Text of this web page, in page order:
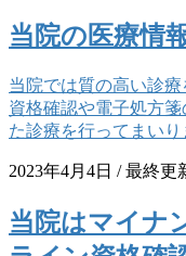
当院の医療情
当院では質の高い診
資格確認や電子処方
た診療を行ってまいり
2023年4月4日 / 最終更
当院はマイナ